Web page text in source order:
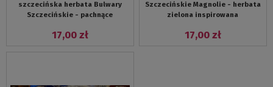
szczecińska herbata Bulwary
Szczecińskie - pachnące
czekoladą
17,00 zł
Szczecińskie Magnolie - herbata
zielona inspirowana
17,00 zł